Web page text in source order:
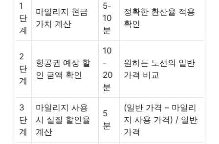
1
단
계
마일리지 현금
가치 계산
5-
10
분
정확한 환산율 적용
확인
2
단
계
항공권 예상 할
인 금액 확인
10
-
20
분
원하는 노선의 일반
가격 비교
3
단
계
마일리지 사용
시 실질 할인율
계산
5
분
(일반 가격 – 마일리
지 사용 가격) / 일반
가격